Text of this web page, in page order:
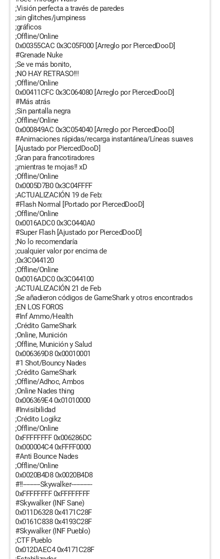
;Visión perfecta a través de paredes
;sin glitches/jumpiness
;gráficos
;Offline/Online
0x00355CAC 0x3C05F000 [Arreglo por PiercedDooD]
#Grenade Nuke
;Se ve más bonito,
;NO HAY RETRASO!!!
;Offline/Online
0x00411CFC 0x3C064080 [Arreglo por PiercedDooD]
#Más atrás
;Sin pantalla negra
;Offline/Online
0x000849AC 0x3C054040 [Arreglo por PiercedDooD]
#Animaciones rápidas/recarga instantánea/Líneas suaves
[Ajustado por PiercedDooD]
;Gran para francotiradores
;¡mientras te mojas!! xD
;Offline/Online
0x0005D7B0 0x3C04FFFF
;ACTUALIZACIÓN 19 de Feb:
#Flash Normal [Portado por PiercedDooD]
;Offline/Online
0x0016ADC0 0x3C0440A0
#Super Flash [Ajustado por PiercedDooD]
;No lo recomendaría
;cualquier valor por encima de
;0x3C044120
;Offline/Online
0x0016ADC0 0x3C044100
;ACTUALIZACIÓN 21 de Feb
;Se añadieron códigos de GameShark y otros encontrados
;EN LOS FOROS
#Inf Ammo/Health
;Crédito GameShark
;Online, Munición
;Offline, Munición y Salud
0x006369D8 0x00010001
#1 Shot/Bouncy Nades
;Crédito GameShark
;Offline/Adhoc, Ambos
;Online Nades thing
0x006369E4 0x01010000
#Invisibilidad
;Crédito Logikz
;Offline/Online
0xFFFFFFFF 0x006286DC
0x000004C4 0xFFFF0000
#Anti Bounce Nades
;Offline/Online
0x0020B4D8 0x0020B4D8
#!!----------Skywalker------------
0xFFFFFFFF 0xFFFFFFFF
#Skywalker (INF Sane)
0x011D6328 0x4171C28F
0x0161C838 0x4193C28F
#Skywalker (INF Pueblo)
;CTF Pueblo
0x012DAEC4 0x4171C28F